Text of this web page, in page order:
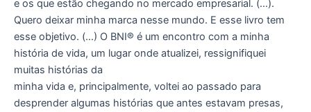
e os que estão chegando no mercado empresarial. (…).
Quero deixar minha marca nesse mundo. E esse livro tem
esse objetivo. (…) O BNI® é um encontro com a minha
história de vida, um lugar onde atualizei, ressignifiquei
muitas histórias da
minha vida e, principalmente, voltei ao passado para
desprender algumas histórias que antes estavam presas,